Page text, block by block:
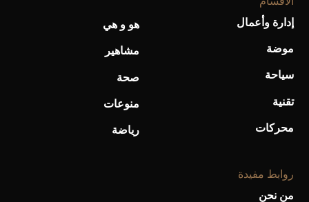
إدارة وأعمال
موضة
سياحة
تقنية
محركات
هو و هي
مشاهير
صحة
منوعات
رياضة
روابط مفيدة
من نحن